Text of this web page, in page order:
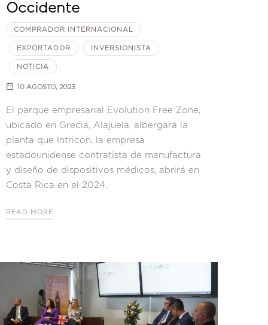
Occidente
COMPRADOR INTERNACIONAL
EXPORTADOR INVERSIONISTA
NOTICIA
10 AGOSTO, 2023
El parque empresarial Evolution Free Zone,
ubicado en Grecia, Alajuela, albergará la
planta que Intricon, la empresa
estadounidense contratista de manufactura
y diseño de dispositivos médicos, abrirá en
Costa Rica en el 2024.
READ MORE